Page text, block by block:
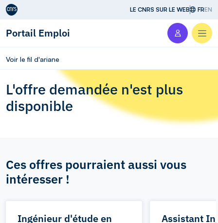
Aller au contenu LE CNRS SUR LE WEB FREN
Portail Emploi
Voir le fil d'ariane
L'offre demandée n'est plus
disponible
Ces offres pourraient aussi vous
intéresser !
Ingénieur d'étude en
Assistant